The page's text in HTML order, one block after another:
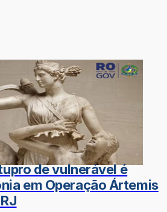
de vulnerável é
em Operação Ártemis